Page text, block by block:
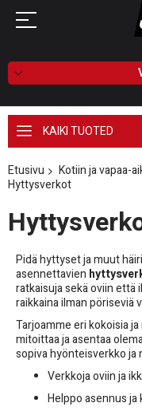
KAIKI TUOTED
Etusivu Kotiin ja vapaa-
Hyttysverkot
Pidä hyttyset ja muut
asennettavien
ratkaisuja sekä oviin että
raikkaina ilman pöriseviä
Tarjoamme eri kokoisia
mitoittaa ja asentaa
sopiva hyönteisverkko ja
Verkkoja oviin ja
Helppo asennus ja